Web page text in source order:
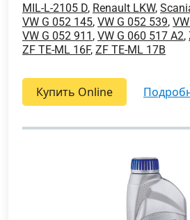
MIL-L-2105 D, Renault LKW,
VW G 052 145, VW G 052 539,
VW G 052 911 , VW G 060 517 A2,
ZF TE-ML 16F, ZF TE-ML 17B
Купить Online